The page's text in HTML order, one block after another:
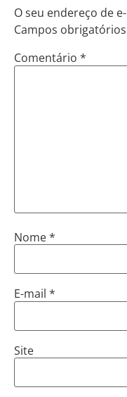
O seu endereço de
Campos
Comentário *
Nome*
E-mail *
Site